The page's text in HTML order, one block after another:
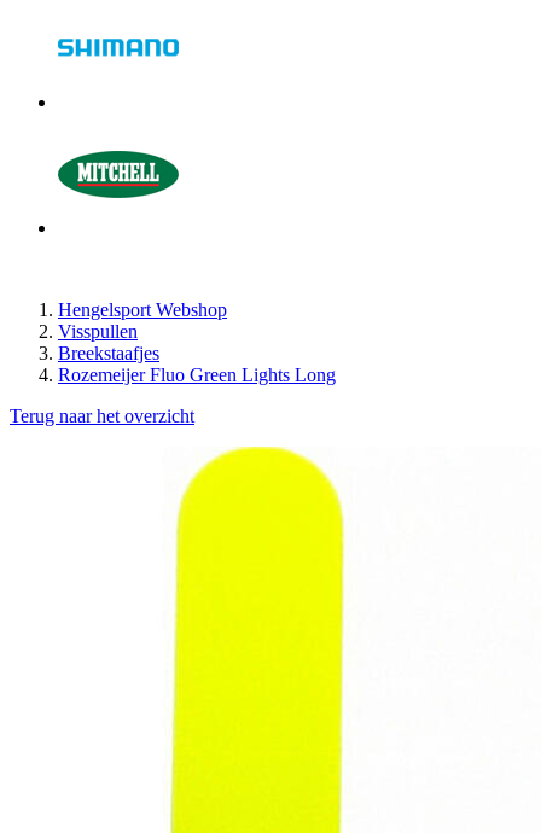
Hengelsport Webshop
Visspullen
Breekstaafjes
Rozemeijer Fluo Green Lights Long
Terug naar het overzicht